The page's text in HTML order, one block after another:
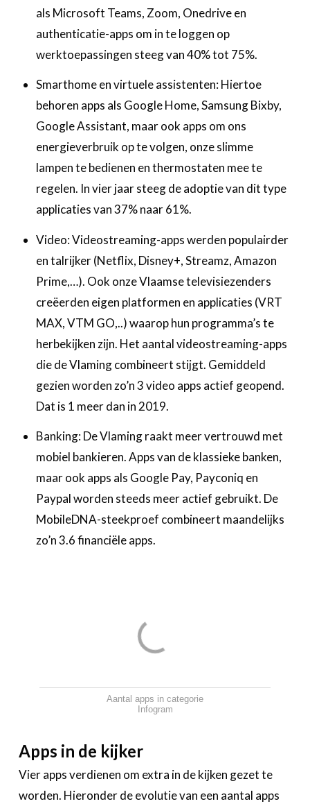
als Microsoft Teams, Zoom, Onedrive en
authenticatie-apps om in te loggen op
werktoepassingen steeg van 40% tot 75%. ‍
Smarthome en virtuele assistenten: Hiertoe
behoren apps als Google Home, Samsung Bixby,
Google Assistant, maar ook apps om ons
energieverbruik op te volgen, onze slimme
lampen te bedienen en thermostaten mee te
regelen. In vier jaar steeg de adoptie van dit type
applicaties van 37% naar 61%. ‍
Video: Videostreaming-apps werden populairder
en talrijker (Netflix, Disney+, Streamz, Amazon
Prime,…). Ook onze Vlaamse televisiezenders
creëerden eigen platformen en applicaties (VRT
MAX, VTM GO,..) waarop hun programma’s te
herbekijken zijn. Het aantal videostreaming-apps
die de Vlaming combineert stijgt. Gemiddeld
gezien worden zo’n 3 video apps actief geopend.
Dat is 1 meer dan in 2019. ‍
Banking: De Vlaming raakt meer vertrouwd met
mobiel bankieren. Apps van de klassieke banken,
maar ook apps als Google Pay, Payconiq en
Paypal worden steeds meer actief gebruikt. De
MobileDNA-steekproef combineert maandelijks
zo’n 3.6 financiële apps.
Aantal apps in categorie
Infogram
Apps in de kijker
Vier apps verdienen om extra in de kijken gezet te
worden. Hieronder de evolutie van een aantal apps